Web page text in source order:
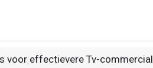
voor effectievere Tv-commercial